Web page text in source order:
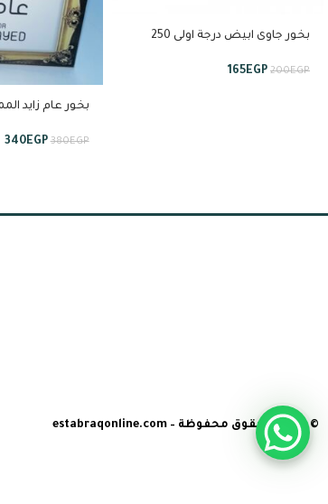
بخور جاوى ابيض درجة اولى 250
200EGP
165EGP
بخور عام زايد
380EGP
340EGP
© جميع الحقوق محفوظة – estabraqonline.com